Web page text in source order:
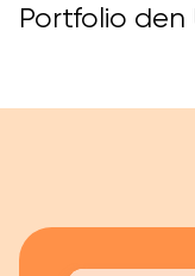
Portfolio den